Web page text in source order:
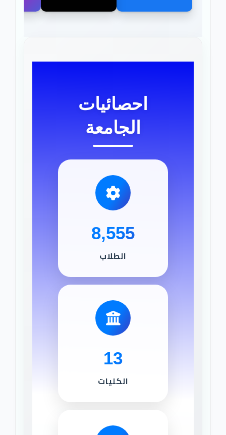
احصائيات
الجامعة
8,555
الطلاب
13
الكليات